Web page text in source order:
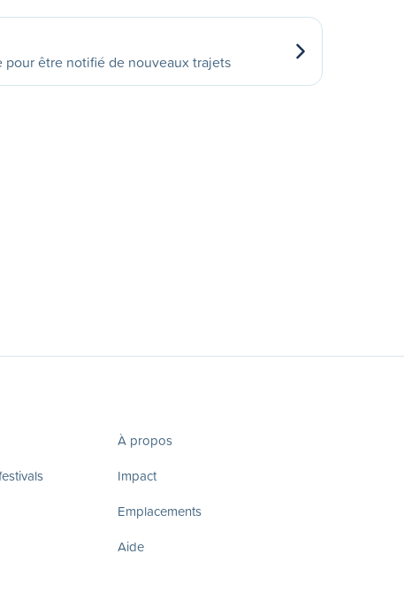
pour être notifié de nouveaux trajets
À propos
Impact
Emplacements
Aide